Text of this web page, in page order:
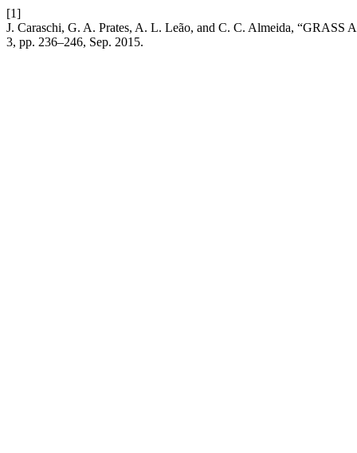
[1]
J. Caraschi, G. A. Prates, A. L. Leão, and C. C. Almeida,
3, pp. 236–246, Sep. 2015.